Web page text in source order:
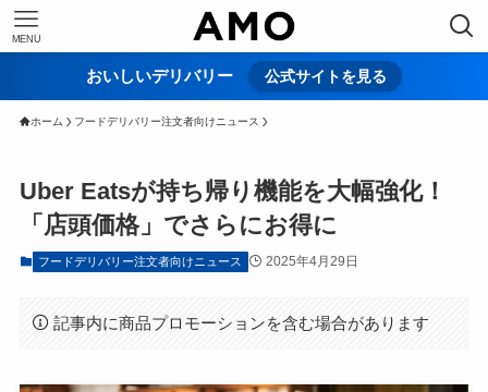
MENU
おいしいデリバリー 公式サイトを見る
ホーム フードデリバリー注文者向けニュース
Uber Eatsが持ち帰り機能を大幅強化！
「店頭価格」でさらにお得に
フードデリバリー注文者向けニュース 2025年4月29日
記事内に商品プロモーションを含む場合があります